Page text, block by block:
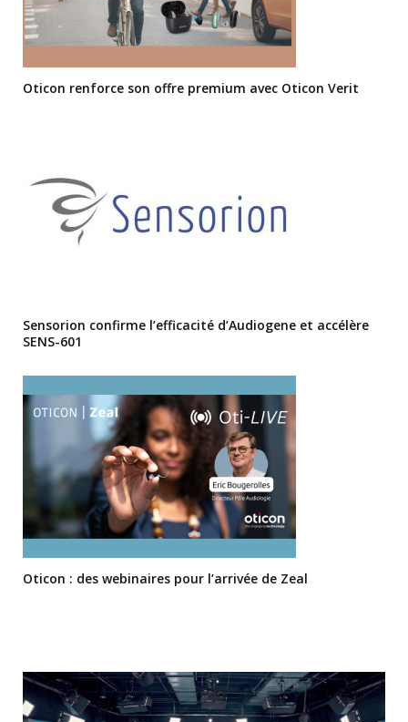
Oticon renforce son offre premium avec Oticon Verit
Sensorion confirme l’efficacité d’Audiogene et accélère
SENS-601
Oticon : des webinaires pour l’arrivée de Zeal